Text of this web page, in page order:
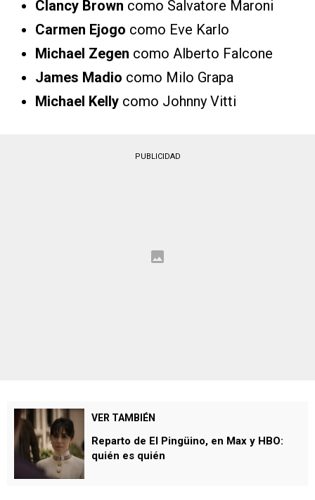
Clancy Brown como Salvatore Maroni
Carmen Ejogo como Eve Karlo
Michael Zegen como Alberto Falcone
James Madio como Milo Grapa
Michael Kelly como Johnny Vitti
PUBLICIDAD
VER TAMBIÉN
Reparto de El Pingüino, en Max y HBO:
quién es quién